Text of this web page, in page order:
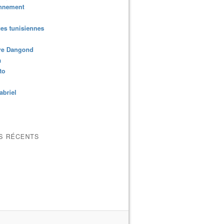
tunisiennes
Dangond
RÉCENTS